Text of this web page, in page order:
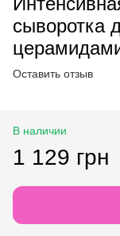
сыворотка
Оставить отзыв
В наличии
1 129 грн